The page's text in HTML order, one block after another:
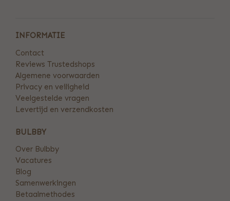
INFORMATIE
Contact
Reviews Trustedshops
Algemene voorwaarden
Privacy en veiligheid
Veelgestelde vragen
Levertijd en verzendkosten
BULBBY
Over Bulbby
Vacatures
Blog
Samenwerkingen
Betaalmethodes